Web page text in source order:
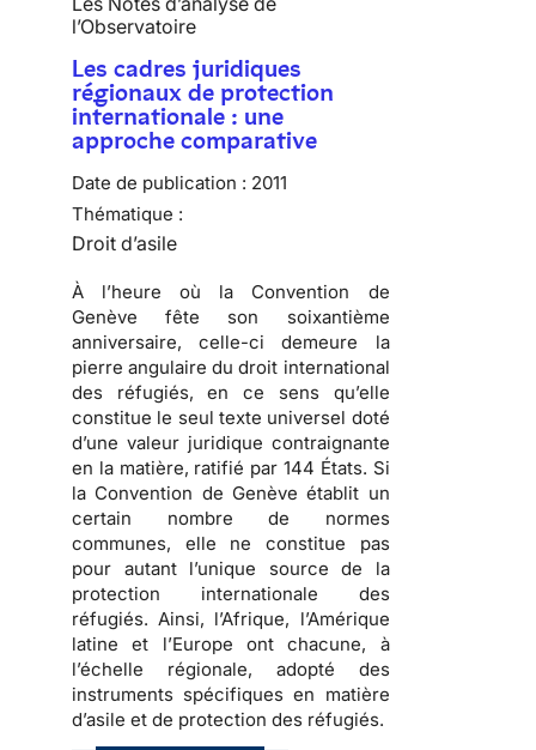
l’Observatoire
Les cadres juridiques
régionaux de protection
internationale : une
approche comparative
Date de publication : 2011
Thématique :
Droit d’asile
À l’heure où la Convention de
Genève fête son soixantième
anniversaire, celle-ci demeure la
pierre angulaire du droit international
des réfugiés, en ce sens qu’elle
constitue le seul texte universel doté
d’une valeur juridique contraignante
en la matière, ratifié par 144 États. Si
la Convention de Genève établit un
certain nombre de normes
communes, elle ne constitue pas
pour autant l’unique source de la
protection internationale des
réfugiés. Ainsi, l’Afrique, l’Amérique
latine et l’Europe ont chacune, à
l’échelle régionale, adopté des
instruments spécifiques en matière
d’asile et de protection des réfugiés.